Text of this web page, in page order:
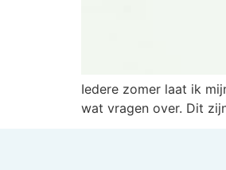
Iedere zomer laat ik
wat vragen over. Dit